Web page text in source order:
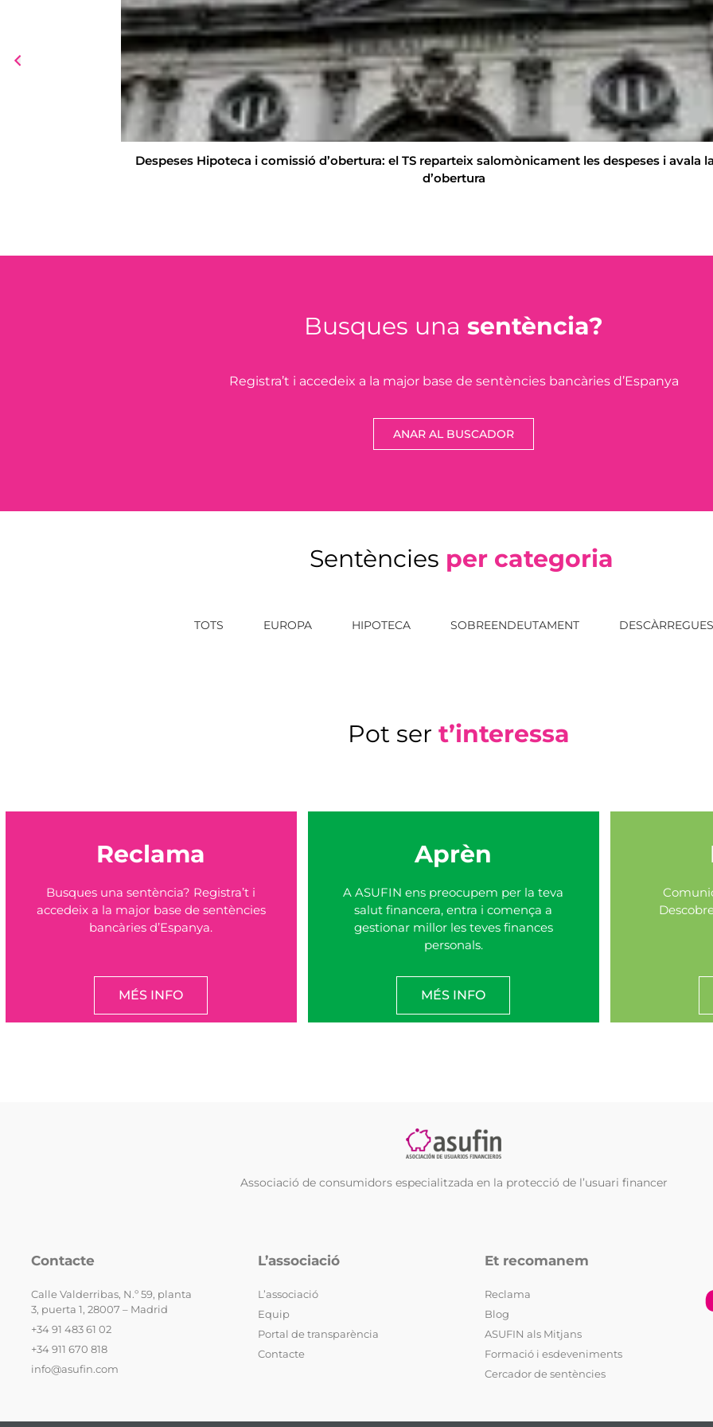
Despeses Hipoteca i comissió d’obertura: el TS reparteix salomònicament les despeses i avala
d’obertura
Busques una sentència?
Registra’t i accedeix a la major base de sentències bancàries d’Espanya
ANAR AL BUSCADOR
Sentències per categoria
TOTS EUROPA HIPOTECA SOBREENDEUTAMENT DESCÀRREGUES
Pot ser t’interessa
Reclama
Busques una sentència? Registra’t i
accedeix a la major base de sentències
bancàries d’Espanya.
MÉS INFO
Aprèn
A ASUFIN ens preocupem per la teva
salut financera, entra i comença a
gestionar millor les teves finances
personals.
MÉS INFO
Associació de consumidors especialitzada en la protecció de l’usuari financer
Contacte
Calle Valderribas, N.º 59, planta
3, puerta 1, 28007 – Madrid
+34 91 483 61 02
+34 911 670 818
info@asufin.com
L’associació
L’associació
Equip
Portal de transparència
Contacte
Et recomanem
Reclama
Blog
ASUFIN als Mitjans
Formació i esdeveniments
Cercador de sentències